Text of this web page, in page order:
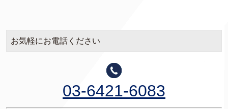
お気軽にお電話ください
03-6421-6083